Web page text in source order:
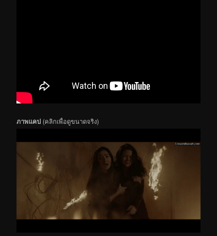
ภาพแคป (คลิกเพื่อดูขนาดจริง)